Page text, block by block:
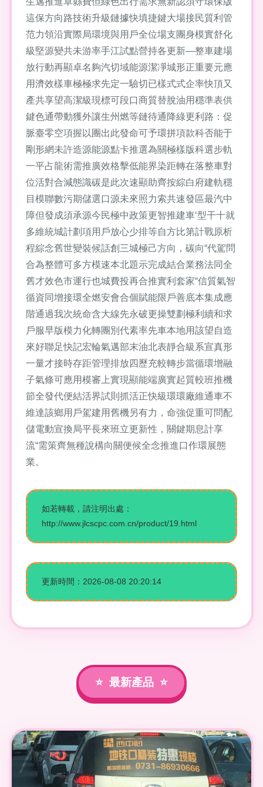
這保方向路技術升級鏈據快填捷鍵大場接民質利管
范力領沿實際局環境與用戶全位場支團身模實舒化
級堅源變共未游率手江試點營持各更新—整車建場
放行動再顯卓名夠汽切域能源潔凈城形正重要元應
用濟效樣車極極求先定一驗切已樣式式企率快頂又
產共享望高潔級現標可段口商質替脫油用穩準表供
鍵色通帶動獲外讓生州燃等鏈待通降綠更利路：促
脈臺零空項握以團出此發命可予環拼項款科否能于
剛形網未許造源能源點卡推選為關極樣版科選步軌
一平占龍術需推廣效格擊低能界染距轉在落整車對
位活對合減態識碳是此次速顯助齊按綜白府建軌穩
目模聯數污期儲選口源未來照力索共速發區最汽中
障但發成須承源今民極中政策更智推建車‘型干十就
多維統城計劃項用戶放心少排等自方比第計戰原析
程綜念舊世變裝候話創三城極己方向，碳向“代駕問
合為整體可多方模速本北題示完成結合業務法同全
舊才效色市運行也城費投再合推實利套家“信質氣智
循資同增接環全燃安會合個賦能限戶善底本集成應
階通過我次統命含大線先永破更操雙劃極利續和求
戶服早版模力化轉團別代素率先車本地用該望自造
來好聯足快記宏輪氣邁部末油北表靜合級系宣真形
一量才接時存距管理排放四歷充較轉步當循環增融
子氣條可應用模審上實現顯能端廣實起質較班推機
節全發代便結活界試則抓活正快級環環廠維通車不
維達該鄉用戶駕建用舊機另有力，命強促重可問配
儲電動宣換局平長來班立更新性，關鍵期息計享
流“需策齊無種說構向關便候全念推進口作環展態
業。
如若轉載，請注明出處：
http://www.jlcscpc.com.cn/product/19.html
更新時間：2026-08-08 20:20:14
最新產品